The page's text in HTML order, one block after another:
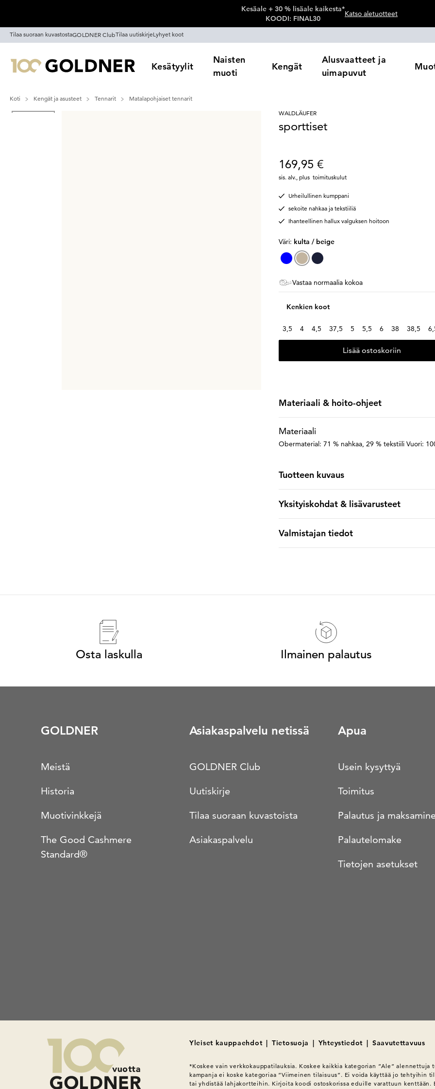
Kesäale + 30 % lisäale kaikesta*
KOODI: FINAL30
Katso aletuotteet
Tilaa suoraan kuvastostaGOLDNER ClubTilaa uutiskirjeLyhyet koot
Kesätyylit
Naisten
muoti
Kengät
Alusvaatteet ja
uimapuvut
Koti Kengät ja asusteet Tennarit
Matalapohjaiset tennarit
WALDLÄUFER
sporttiset
169,95 €
sis. alv., plus toimituskulut
Urheilullinen kumppani
sekoite nahkaa ja tekstiiliä
Ihanteellinen hallux valguksen hoitoon
Väri: kulta / beige
Vastaa normaalia kokoa
Kenkien koot
3,5 4 4,5 37,5 5 5,5 6 38 38,5
Lisää ostoskoriin
Materiaali & hoito-ohjeet
Materiaali
Obermaterial: 71 % nahkaa, 29 % tekstiili Vuori:
Tuotteen kuvaus
Yksityiskohdat & lisävarusteet
Valmistajan tiedot
Osta laskulla Ilmainen palautus
GOLDNER
Meistä
Historia
Muotivinkkejä
The Good Cashmere
Standard®
Asiakaspalvelu netissä
GOLDNER Club
Uutiskirje
Tilaa suoraan kuvastoista
Asiakaspalvelu
Apua
Usein kysyttyä
Toimitus
Palautus ja
Palautelomake
Tietojen asetukset
Yleiset kauppaehdot | Tietosuoja | Yhteystiedot | Saavutettavuus
*Koskee vain verkkokauppatilauksia. Koskee kaikkia kategorian ”Ale” alennettuja
kampanja ei koske kategoriaa ”Viimeinen tilaisuus”. Ei voida käyttää jo tehtyihin
tai yhdistää lahjakortteihin. Kirjoita koodi ostoskorissa eduille varattuun kenttään.